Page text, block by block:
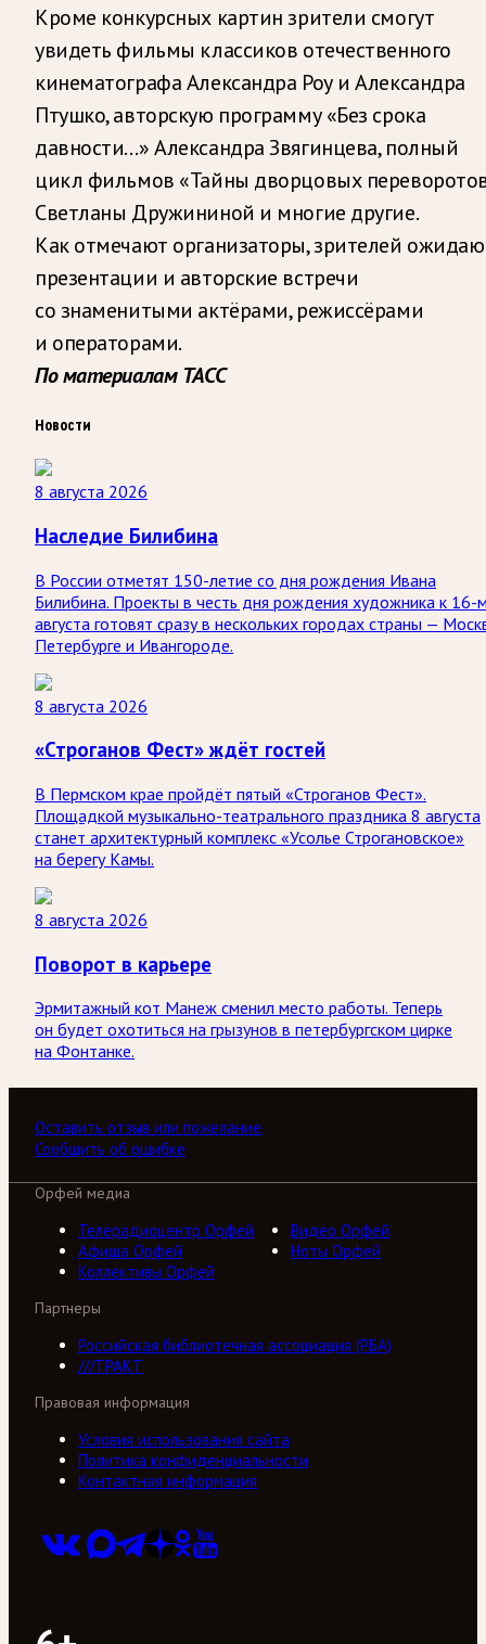
Кроме конкурсных картин зрители смогут
увидеть фильмы классиков отечественного
кинематографа Александра Роу и Александра
Птушко, авторскую программу «Без срока
давности…» Александра Звягинцева, полный
цикл фильмов «Тайны дворцовых
Светланы Дружининой и многие другие.
Как отмечают организаторы, зрителей
презентации и авторские встречи
со знаменитыми актёрами, режиссёрами
и операторами.
По материалам ТАСС
Новости
8 августа 2026
Наследие Билибина
В России отметят 150-летие со дня рождения Ивана
Билибина. Проекты в честь дня рождения художника к 16-
августа готовят сразу в нескольких городах страны —
Петербурге и Ивангороде.
8 августа 2026
«Строганов Фест» ждёт гостей
В Пермском крае пройдёт пятый «Строганов Фест».
Площадкой музыкально-театрального праздника 8 августа
станет архитектурный комплекс «Усолье Строгановское»
на берегу Камы.
8 августа 2026
Поворот в карьере
Эрмитажный кот Манеж сменил место работы. Теперь
он будет охотиться на грызунов в петербургском цирке
на Фонтанке.
Оставить отзыв или пожелание
Сообщить об ошибке
Орфей медиа
Телерадиоцентр Орфей
Видео Орфей
Афиша Орфей
Ноты Орфей
Коллективы Орфей
Партнеры
Российская библиотечная ассоциация (РБА)
///ТРАКТ
Правовая информация
Условия использования сайта
Политика конфиденциальности
Контактная информация